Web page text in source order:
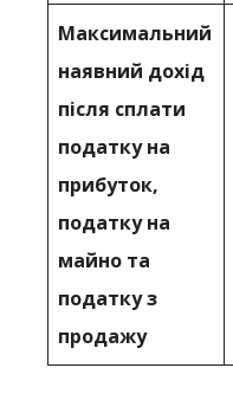
Максимальний
наявний дохід
після сплати
податку на
прибуток,
податку на
майно та
податку з
продажу